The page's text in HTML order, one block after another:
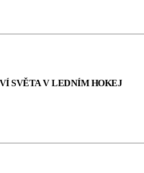
SVĚTA V LEDNÍM HOKEJ